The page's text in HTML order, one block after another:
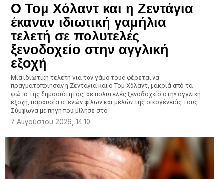
O Τομ Χόλαντ και η Ζεντάγια
έκαναν ιδιωτική γαμήλια
τελετή σε πολυτελές
ξενοδοχείο στην αγγλική
εξοχή
Μία ιδιωτική τελετή για τον γάμο τους φέρεται να
πραγματοποίησαν η Ζεντάγια και ο Τομ Χόλαντ, μακριά από τα
φώτα της δημοσιότητας, σε πολυτελές ξενοδοχείο στην αγγλική
εξοχή, παρουσία στενών φίλων και μελών της οικογένειάς τους.
Σύμφωνα με πηγή που μίλησε στο
7 Αυγούστου 2026, 14:10